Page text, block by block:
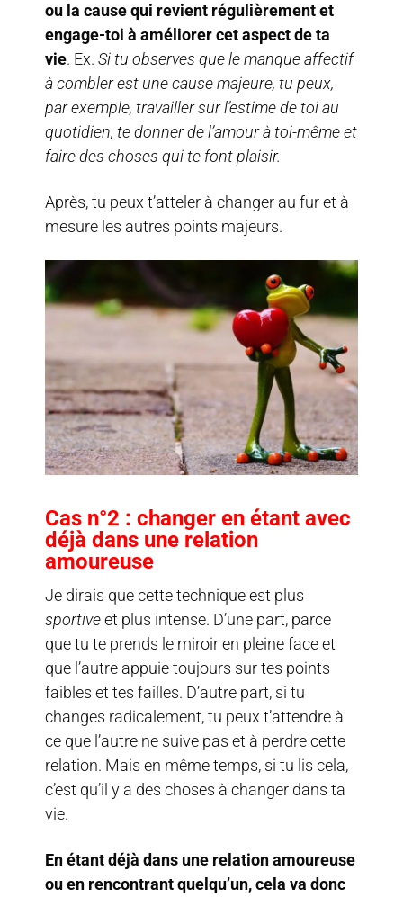
ou la cause qui revient régulièrement et
engage-toi à améliorer cet aspect de ta
vie. Ex. Situ observes que le manque affectif
à combler est une cause majeure, tu peux,
par exemple, travailler sur l’estime de toi au
quotidien, te donner de l’amour à toi-même et
faire des choses qui te font plaisir.
Après, tu peux t’atteler à changer au fur et à
mesure les autres points majeurs.
Cas n°2 : changer en étant avec
déjà dans une relation
amoureuse
Je dirais que cette technique est plus
sportiveet plus intense. D’une part, parce
que tu te prends le miroir en pleine face et
que l’autre appuie toujours sur tes points
faibles et tes failles. D’autre part, si tu
changes radicalement, tu peux t’attendre à
ce que l’autre ne suive pas et à perdre cette
relation. Mais en même temps, si tu lis cela,
c’est qu’il y a des choses à changer dans ta
vie.
En étant déjà dans une relation amoureuse
ou en rencontrant quelqu’un, cela va donc